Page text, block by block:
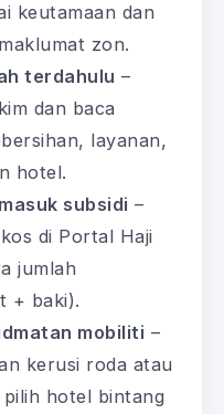
keutamaan dan
zon.
terdahulu –
dan baca
layanan,
hotel.
subsidi –
di Portal Haji
jumlah
+ baki).
mobiliti –
kerusi roda atau
hotel bintang